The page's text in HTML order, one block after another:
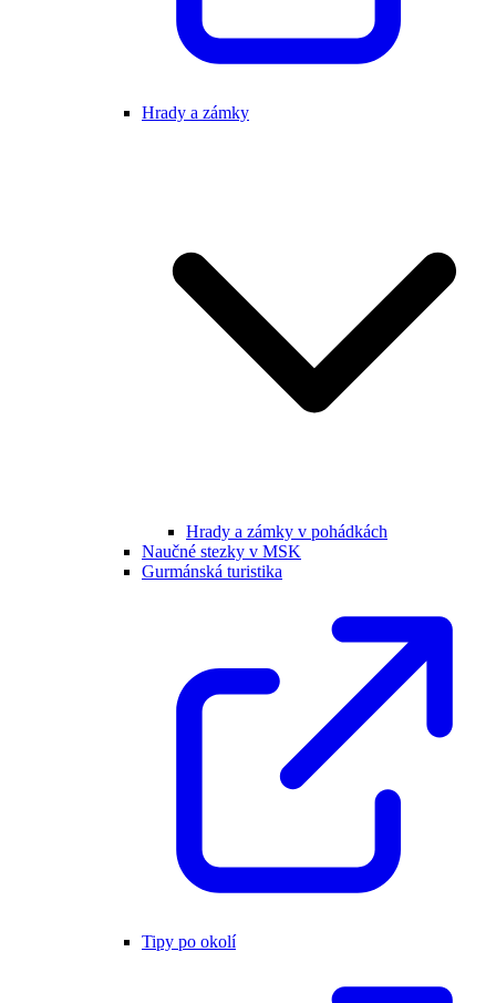
Hrady a zámky
Hrady a zámky v pohádkách
Naučné stezky v MSK
Gurmánská turistika
Tipy po okolí